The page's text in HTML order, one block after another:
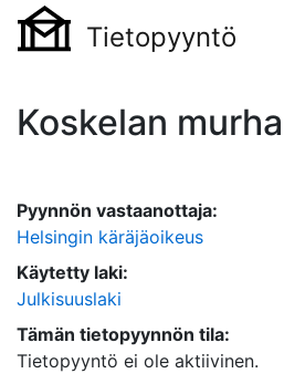
Tietopyyntö
Koskelan murha
Pyynnön vastaanottaja:
Helsingin käräjäoikeus
Käytetty laki:
Julkisuuslaki
Tämän tietopyynnön tila:
Tietopyyntö ei ole aktiivinen.